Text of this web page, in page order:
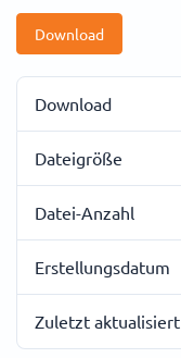
Download
Download
Dateigröße
Datei-Anzahl
Erstellungsdatum
Zuletzt aktualisiert